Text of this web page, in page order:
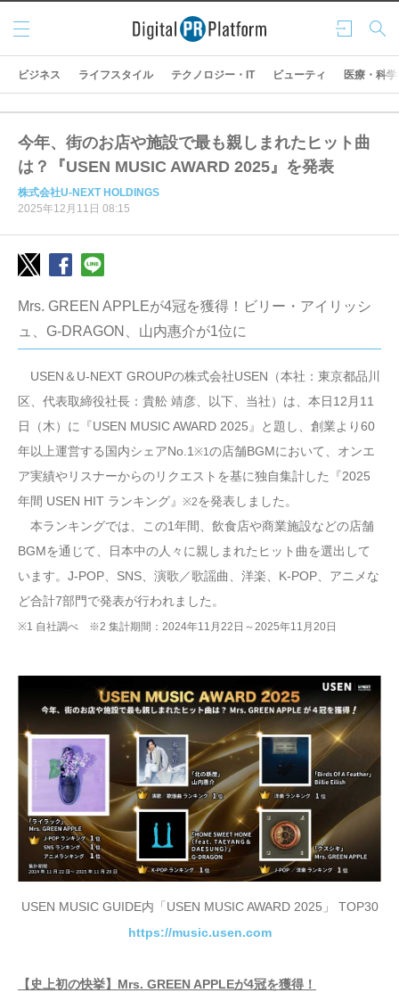
ログ
イン
検索
メニ
ュー
ビジネス ライフスタイル テクノロジー・IT ビューティ 医療・科学
今年、街のお店や施設で最も親しまれたヒット曲
は？『USEN MUSIC AWARD 2025』を発表
株式会社U-NEXT HOLDINGS
2025年12月11日 08:15
Mrs. GREEN APPLEが4冠を獲得！ビリー・アイリッシ
ュ、G-DRAGON、山内惠介が1位に
USEN＆U-NEXT GROUPの株式会社USEN（本社：東京都品川
区、代表取締役社長：貴舩 靖彦、以下、当社）は、本日12月11
日（木）に『USEN MUSIC AWARD 2025』と題し、創業より60
年以上運営する国内シェアNo.1 ※1の店舗BGMにおいて、オンエ
ア実績やリスナーからのリクエストを基に独自集計した『2025
年間 USEN HIT ランキング』 ※2を発表しました。
本ランキングでは、この1年間、飲食店や商業施設などの店舗
BGMを通じて、日本中の人々に親しまれたヒット曲を選出して
います。J-POP、SNS、演歌／歌謡曲、洋楽、K-POP、アニメな
ど合計7部門で発表が行われました。
※1 自社調べ ※2 集計期間：2024年11月22日～2025年11月20日
USEN MUSIC GUIDE内「USEN MUSIC AWARD 2025」 TOP30
https://music.usen.com
【史上初の快挙】Mrs. GREEN APPLEが4冠を獲得！